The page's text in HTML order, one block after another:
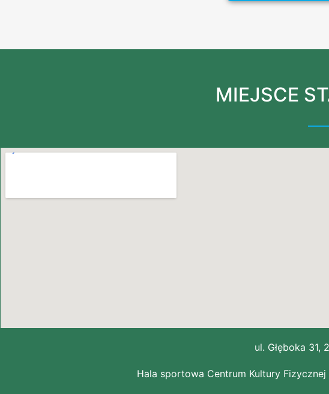
MIEJSCE
ul. Głęboka 31,
Hala sportowa Centrum Kultury